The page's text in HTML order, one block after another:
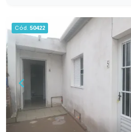
aproveitamento do espaço;
Apartamento localizado no 3º
proporcionando mais
e excelente iluminação
Localizado na Avenida Duque
Residencial Estrela Gaúcha
aos principais pontos da
próximo a supermercados,
transporte público e diversos
Cód. 50422